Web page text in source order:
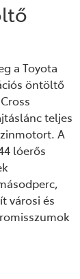
a Toyota
öntöltő
teljes
A
lóerős
városi és